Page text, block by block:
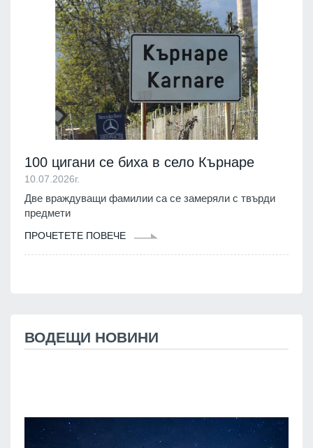
100 цигани се биха в село Кърнаре
10.07.2026г.
Две враждуващи фамилии са се замеряли с твърди
предмети
ПРОЧЕТЕТЕ ПОВЕЧЕ
ВОДЕЩИ НОВИНИ